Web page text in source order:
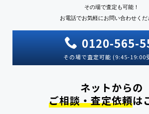
その場で査定も可能！
お電話でお気軽にお問い合わせくだ
0120-565-
その場で査定可能 (9:45-19:00
ネットからの
ご相談・査定依頼は